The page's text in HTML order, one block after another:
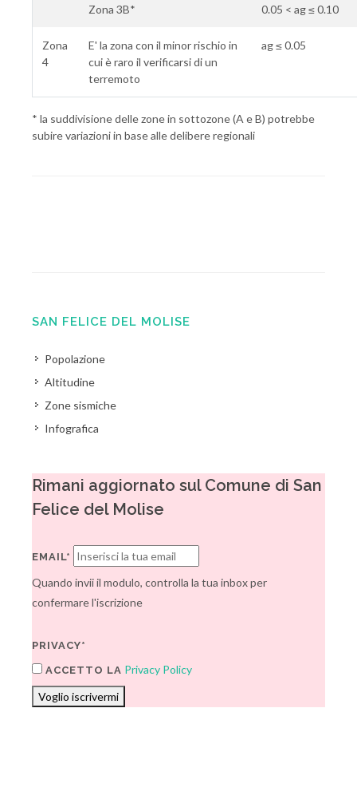
Zona 3B* 0.05 < ag ≤ 0.10
Zona
4
E' la zona con il minor rischio in
cui è raro il verificarsi di un
terremoto
ag ≤ 0.05
* la suddivisione delle zone in sottozone (A e B) potrebbe
subire variazioni in base alle delibere regionali
SAN FELICE DEL MOLISE
Popolazione
Altitudine
Zone sismiche
Infografica
Rimani aggiornato sul Comune di San
Felice del Molise
EMAIL*
Quando invii il modulo, controlla la tua inbox per
confermare l'iscrizione
PRIVACY*
ACCETTO LA Privacy Policy
Voglio iscrivermi